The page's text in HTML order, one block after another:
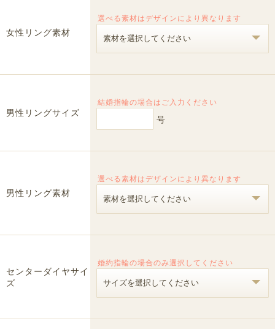
女性リング素材
選べる素材はデザインにより異なります
男性リングサイズ
結婚指輪の場合はご入力ください
号
男性リング素材
選べる素材はデザインにより異なります
センターダイヤサイ
ズ
婚約指輪の場合のみ選択してください